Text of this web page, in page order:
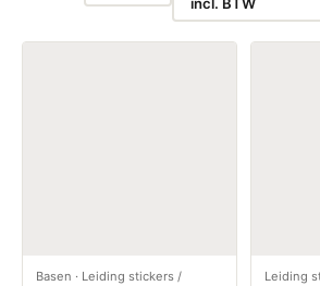
Basen · Leiding stickers /
Leiding